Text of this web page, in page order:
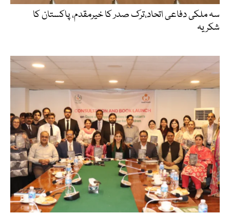
سہ ملکی دفاعی اتحاد،ترک صدر کا خیرمقدم، پاکستان کا
شکریہ